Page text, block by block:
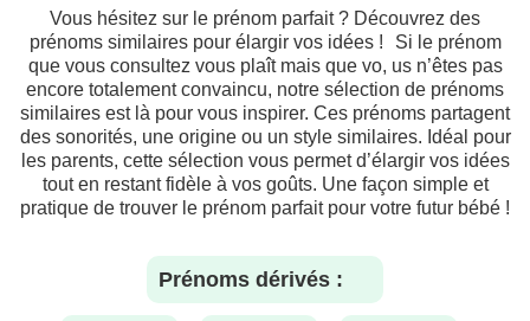
Vous hésitez sur le prénom parfait ? Découvrez des
prénoms similaires pour élargir vos idées ! Si le prénom
que vous consultez vous plaît mais que vo, us n’êtes pas
encore totalement convaincu, notre sélection de prénoms
similaires est là pour vous inspirer. Ces prénoms partagent
des sonorités, une origine ou un style similaires. Idéal pour
les parents, cette sélection vous permet d’élargir vos idées
tout en restant fidèle à vos goûts. Une façon simple et
pratique de trouver le prénom parfait pour votre futur bébé !
Prénoms dérivés :